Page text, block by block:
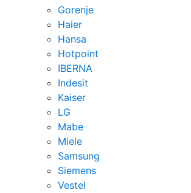
Gorenje
Haier
Hansa
Hotpoint
IBERNA
Indesit
Kaiser
LG
Mabe
Miele
Samsung
Siemens
Vestel